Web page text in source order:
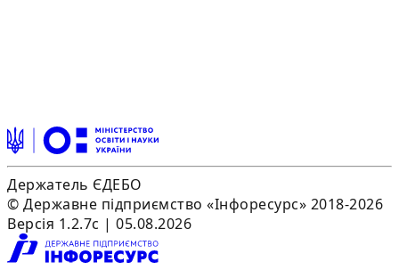
Держатель ЄДЕБО
© Державне підприємство «Інфоресурс» 2018-2026
Версія 1.2.7c | 05.08.2026